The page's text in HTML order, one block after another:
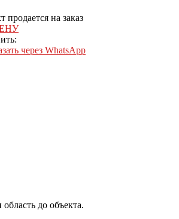
продается на заказ
через WhatsApp
до объекта.